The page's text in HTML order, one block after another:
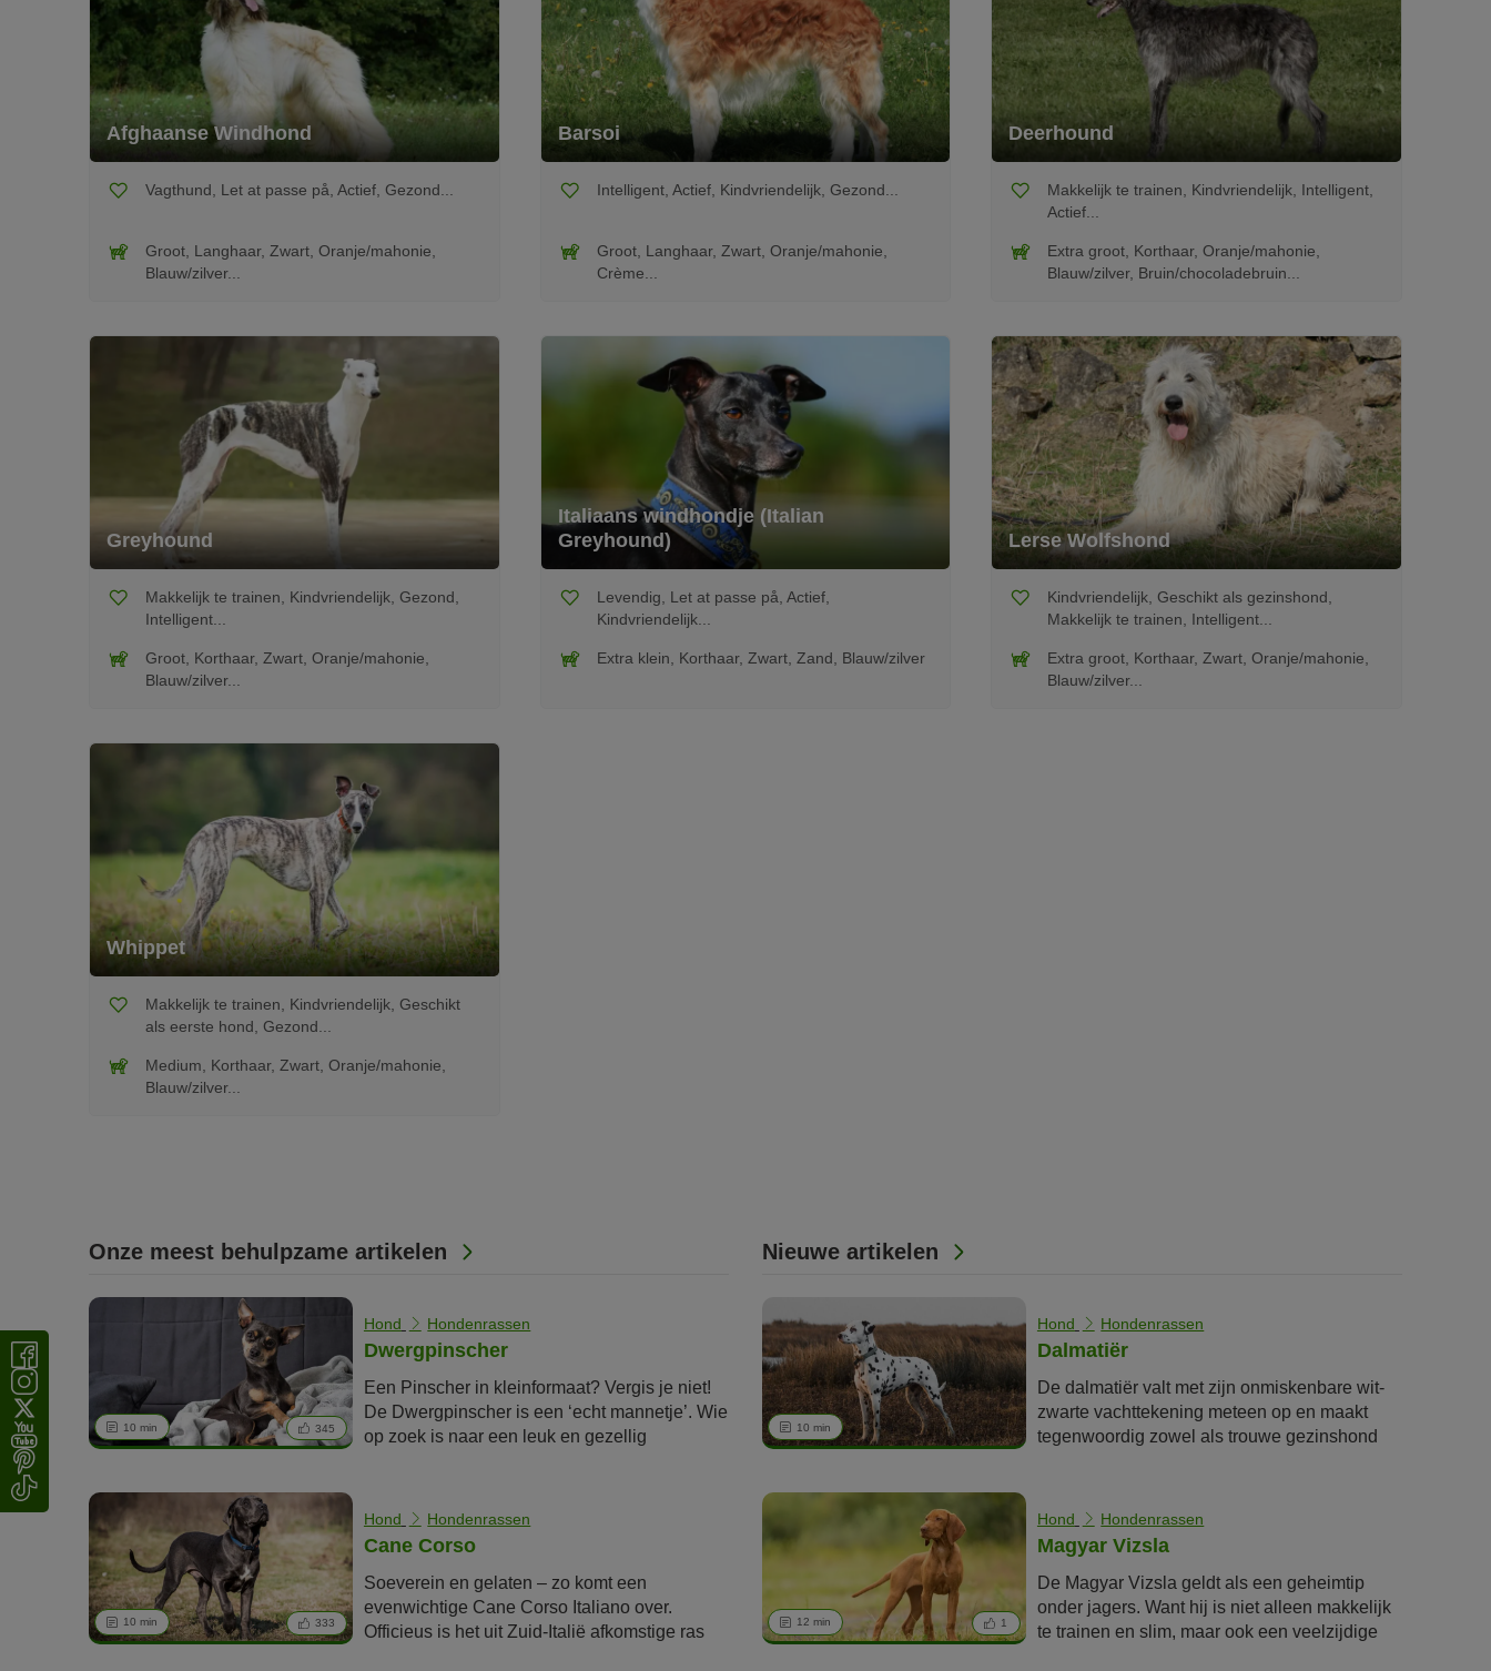
Afghaanse Windhond
Vagthund, Let at passe på, Actief, Gezond...
Groot, Langhaar, Zwart, Oranje/mahonie,
Blauw/zilver...
Barsoi
Intelligent, Actief, Kindvriendelijk, Gezond...
Groot, Langhaar, Zwart, Oranje/mahonie,
Crème...
Deerhound
Makkelijk te trainen, Kindvriendelijk, Intelligent,
Actief...
Extra groot, Korthaar, Oranje/mahonie,
Blauw/zilver, Bruin/chocoladebruin...
Greyhound
Makkelijk te trainen, Kindvriendelijk, Gezond,
Intelligent...
Groot, Korthaar, Zwart, Oranje/mahonie,
Blauw/zilver...
Italiaans windhondje (Italian
Greyhound)
Levendig, Let at passe på, Actief,
Kindvriendelijk...
Extra klein, Korthaar, Zwart, Zand, Blauw/zilver
Lerse Wolfshond
Kindvriendelijk, Geschikt als gezinshond,
Makkelijk te trainen, Intelligent...
Extra groot, Korthaar, Zwart, Oranje/mahonie,
Blauw/zilver...
Whippet
Makkelijk te trainen, Kindvriendelijk, Geschikt
als eerste hond, Gezond...
Medium, Korthaar, Zwart, Oranje/mahonie,
Blauw/zilver...
Onze meest behulpzame artikelen
10 min 345
Hond Hondenrassen
Dwergpinscher
Een Pinscher in kleinformaat? Vergis je niet!
De Dwergpinscher is een ‘echt mannetje’. Wie
op zoek is naar een leuk en gezellig
de levendige familiehond een enorme drang
flink in beweging.
10 min 333
Hond Hondenrassen
Cane Corso
Soeverein en gelaten – zo komt een
evenwichtige Cane Corso Italiano over.
Officieus is het uit Zuid-Italië afkomstige ras
Nieuwe artikelen
10 min
Hond Hondenrassen
Dalmatiër
De dalmatiër valt met zijn onmiskenbare wit-
zwarte vachttekening meteen op en maakt
tegenwoordig zowel als trouwe gezinshond
moet weten, lees je in dit rasportret.
12 min 1
Hond Hondenrassen
Magyar Vizsla
De Magyar Vizsla geldt als een geheimtip
onder jagers. Want hij is niet alleen makkelijk
te trainen en slim, maar ook een veelzijdige